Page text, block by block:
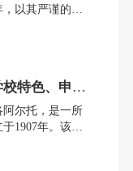
以其严谨的学
特色、申请
尔托，是一所
1907年。该校